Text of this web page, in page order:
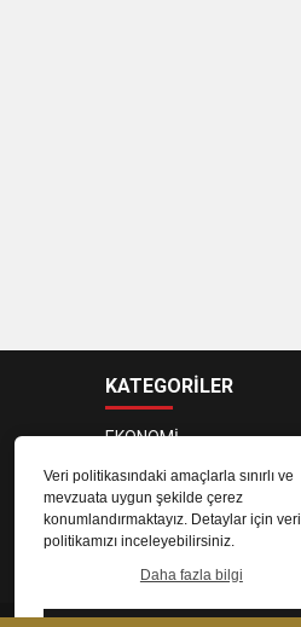
Veri politikasındaki amaçlarla sınırlı ve
mevzuata uygun şekilde çerez
konumlandırmaktayız. Detaylar için veri
politikamızı inceleyebilirsiniz.
Daha fazla bilgi
KATEGORİLER
EKONOMİ
PROGRAMCILAR
SAĞLIK
SPOR